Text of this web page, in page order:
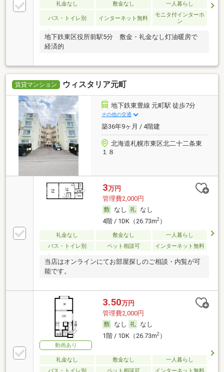
礼金なし 敷金なし 一人暮らし
バス・トイレ別 インターネット無料
モニタ付インターホ
ン
地下鉄東区役所前駅5分 敷金・礼金なし灯油暖房で
経済的
賃貸マンション ウィスタリア元町
地下鉄東豊線 元町駅 徒歩7分
その他の交通
築36年9ヶ月 / 4階建
北海道札幌市東区北二十二条東
１８
3万円
管理費2,000円
なし
なし
4階 / 1DK（26.73m2）
礼金なし 敷金なし
一人暮らし
バス・トイレ別
ペット相談可 インターネット無料
当店はオンラインにてお部屋探しのご相談・内覧が可
能です。
動画あり
3.50万円
管理費2,000円
なし
なし
1階 / 1DK（26.73m2）
礼金なし 敷金なし
一人暮らし